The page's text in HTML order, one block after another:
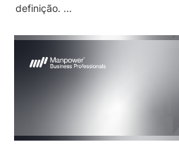
definição. ...